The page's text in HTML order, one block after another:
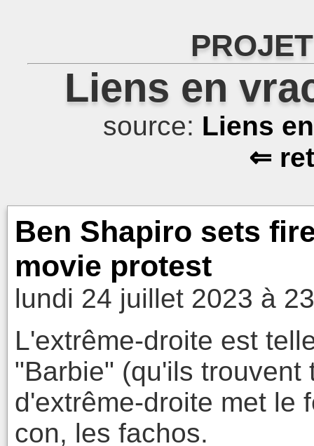
Liens en
source: Liens
⇐
Ben Shapiro sets
movie protest
lundi 24 juillet 2023 à
L'extrême-droite est
"Barbie" (qu'ils trouvent
d'extrême-droite met le
con, les fachos.